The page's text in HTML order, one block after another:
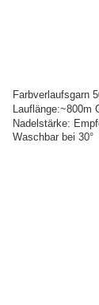
Farbverlaufsgarn
Lauflänge:~800m
Nadelstärke:
Waschbar bei 30°